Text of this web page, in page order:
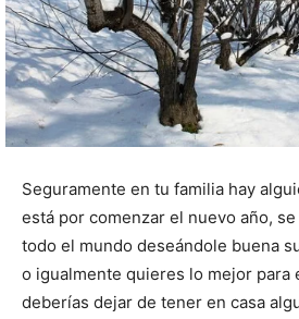
Seguramente en tu familia hay
está por comenzar el nuevo año,
todo el mundo deseándole buena
o igualmente quieres lo mejor para
deberías dejar de tener en casa